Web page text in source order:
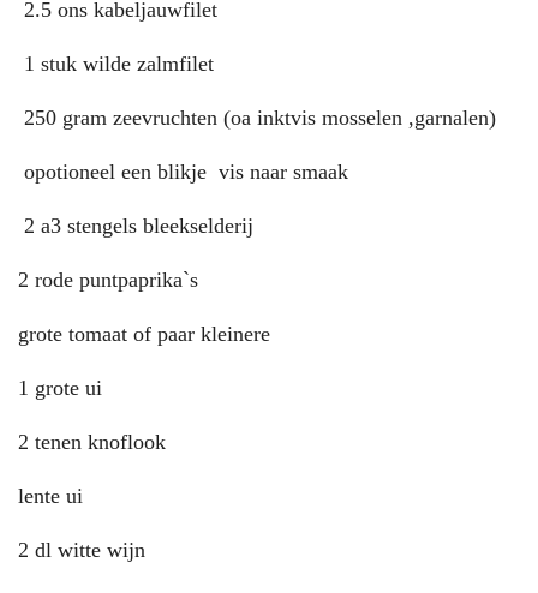
2.5 ons kabeljauwfilet
1 stuk wilde zalmfilet
250 gram zeevruchten (oa inktvis mosselen ,garnalen)
opotioneel een blikje vis naar smaak
2 a3 stengels bleekselderij
2 rode puntpaprika`s
grote tomaat of paar kleinere
1 grote ui
2 tenen knoflook
lente ui
2 dl witte wijn